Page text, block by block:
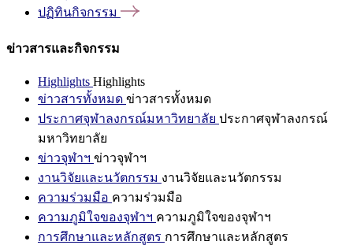
ปฏิทินกิจกรรม
ข่าวสารและกิจกรรม
Highlights Highlights
ข่าวสารทั้งหมด ข่าวสารทั้งหมด
ประกาศจุฬาลงกรณ์มหาวิทยาลัย ประกาศจุฬาลงกรณ์
มหาวิทยาลัย
ข่าวจุฬาฯ ข่าวจุฬาฯ
งานวิจัยและนวัตกรรม งานวิจัยและนวัตกรรม
ความร่วมมือ ความร่วมมือ
ความภูมิใจของจุฬาฯ ความภูมิใจของจุฬาฯ
การศึกษาและหลักสูตร การศึกษาและหลักสูตร